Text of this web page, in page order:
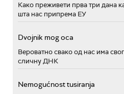
Како преживети прва три дана
шта нас припрема ЕУ
Dvojnik mog oca
Вероватно свако од нас има
сличну ДНК
Nemogućnost tusiranja